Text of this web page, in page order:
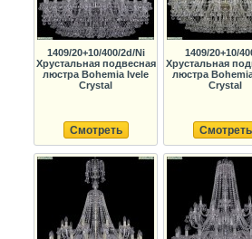
1409/20+10/400/2d/Ni
Хрустальная подвесная
люстра Bohemia Ivele
Crystal
Смотреть
1409/20+10/
Хрустальная
люстра
Crystal
Смотреть